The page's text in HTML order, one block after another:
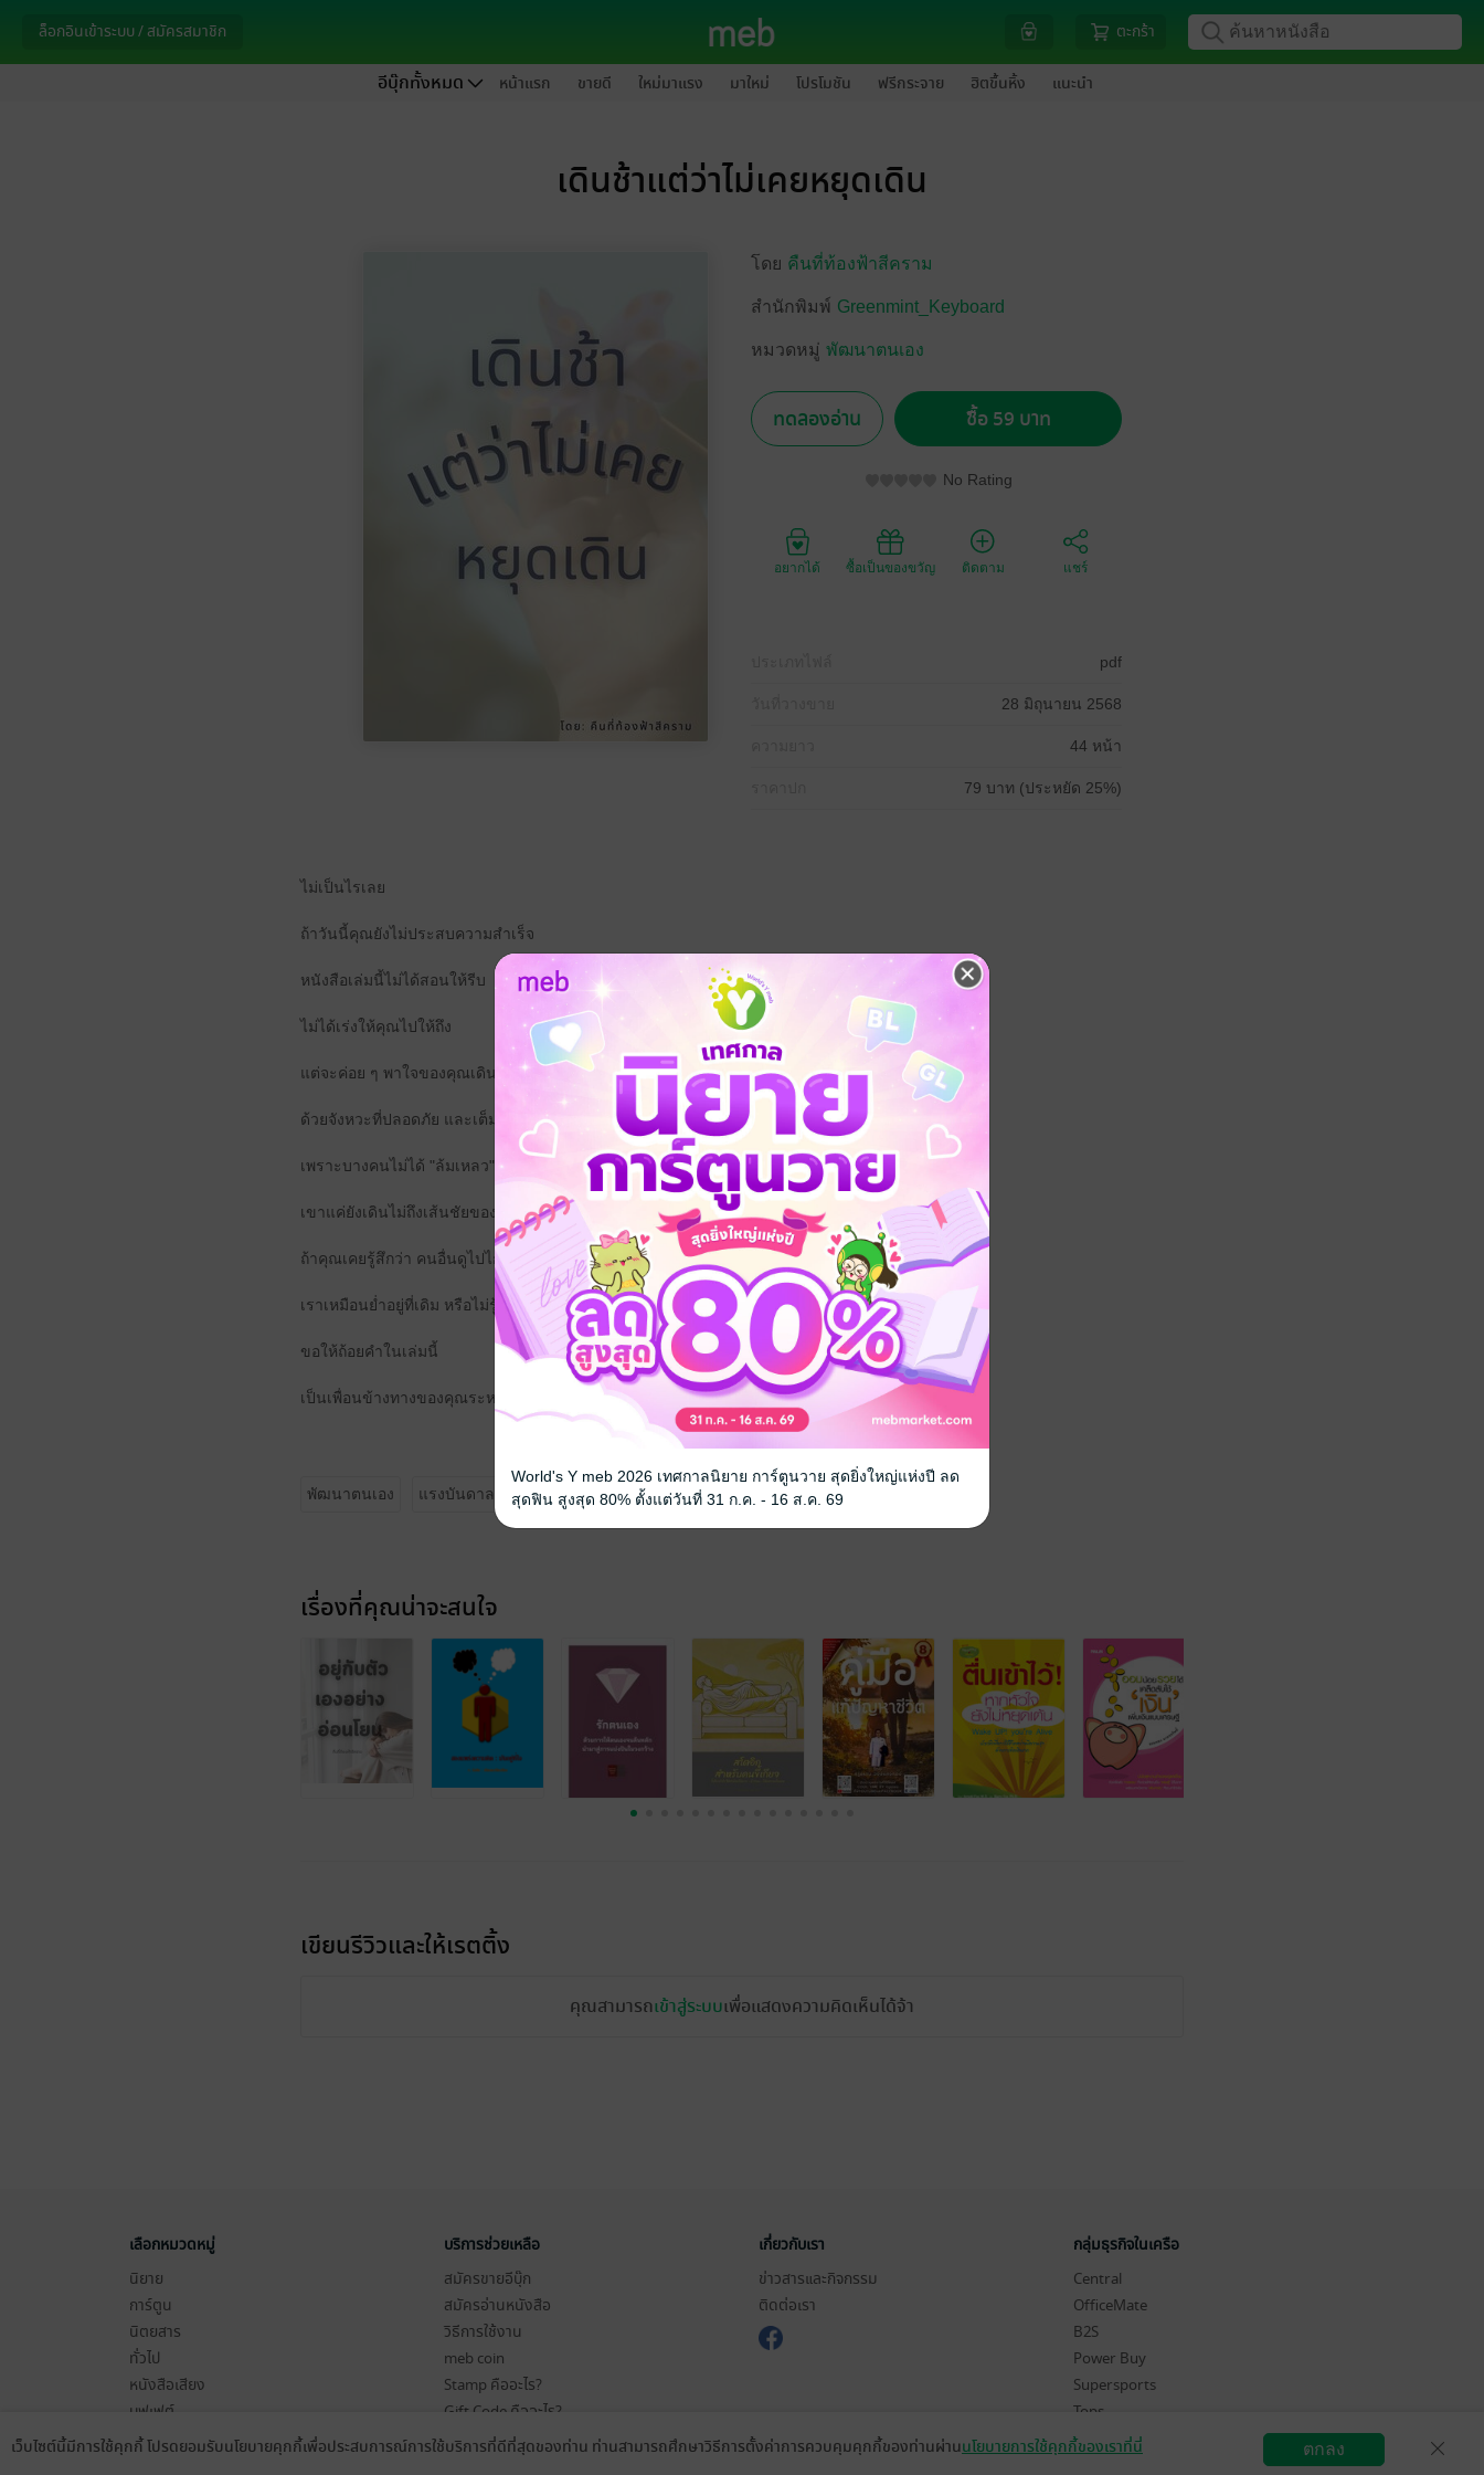
ล็อกอินเข้าระบบ / สมัครสมาชิก ตะกร้า
อีบุ๊กทั้งหมด หน้าแรก ขายดี ใหม่มาแรง มาใหม่ โปรโมชัน ฟรีกระจาย ฮิตขึ้นหิ้ง แนะนำ
เดินช้าแต่ว่าไม่เคยหยุดเดิน
โดย คืนที่ท้องฟ้าสีคราม
สำนักพิมพ์ Greenmint_Keyboard
หมวดหมู่ พัฒนาตนเอง
ทดลองอ่าน ซื้อ 59 บาท
No Rating
อยากได้ ซื้อเป็นของขวัญ ติดตาม แชร์
pdf
28 มิถุนายน 2568
44 หน้า
79 บาท (ประหยัด 25%)
ไม่เป็นไรเลย
ถ้าวันนี้คุณยังไม่ประสบความสำเร็จ
หนังสือเล่มนี้ไม่ได้สอนให้รีบ
ไม่ได้เร่งให้คุณไปให้ถึง
แต่จะค่อย ๆ พาใจของคุณเดินไปข้างหน้า
ด้วยจังหวะที่ปลอดภัย และเต็มไปด้วยความเข้าใจ
เพราะบางคนไม่ได้ "ล้มเหลว"
เขาแค่ยังเดินไม่ถึงเส้นชัยของตัวเองเท่านั้นเอง
ถ้าคุณเคยรู้สึกว่า คนอื่นดูไปไกลกว่า
เราเหมือนย่ำอยู่ที่เดิม หรือไม่รู้ว่าตัวเองควรเดินไปไหน
ขอให้ถ้อยคำในเล่มนี้
เป็นเพื่อนข้างทางของคุณระหว่างทางที่คุณกำลังไปถึง
พัฒนาตนเอง แรงบันดาลใจ กำลังใจ ความสำเร็จ ความสุข
เรื่องที่คุณน่าจะสนใจ
เขียนรีวิวและให้เรตติ้ง
คุณสามารถเข้าสู่ระบบเพื่อแสดงความคิดเห็นได้จ้า
เลือกหมวดหมู่
นิยาย
การ์ตูน
นิตยสาร
ทั่วไป
หนังสือเสียง
บุฟเฟต์
บริการช่วยเหลือ
สมัครขายอีบุ๊ก
สมัครอ่านหนังสือ
วิธีการใช้งาน
meb coin
Stamp คืออะไร?
Gift Code คืออะไร?
เงื่อนไขในการใช้บริการ
เกี่ยวกับเรา
ข่าวสารและกิจกรรม
ติดต่อเรา
กลุ่มธุรกิจในเครือ
Central
OfficeMate
B2S
Power Buy
Supersports
Tops
Hytexts
สมัครขายอีบุ๊ก วิธีการใช้งาน
เว็บไซต์นี้มีการใช้คุกกี้ โปรดยอมรับนโยบายคุกกี้เพื่อประสบการณ์การใช้บริการที่ดีที่สุดของท่าน ท่านสามารถศึกษาวิธีการตั้งค่าการควบคุมคุกกี้ของท่านผ่านนโยบายการใช้คุกกี้ของเราที่นี่ ตกลง
World's Y meb 2026 เทศกาลนิยาย การ์ตูนวาย สุดยิ่งใหญ่แห่งปี ลด
สุดฟิน สูงสุด 80% ตั้งแต่วันที่ 31 ก.ค. - 16 ส.ค. 69